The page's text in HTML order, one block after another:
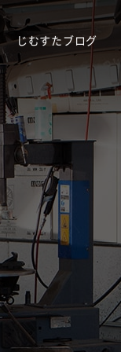
じむすたブログ